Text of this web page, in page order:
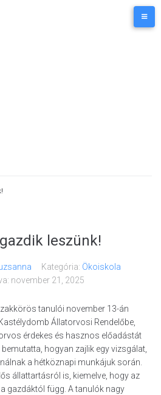
leszünk!
Kategória: Ökoiskola
november 21, 2025
tanulói november 13-án
Állatorvosi Rendelőbe,
érdekes és hasznos előadástát
hogyan zajlik egy vizsgálat,
a hétköznapi munkájuk során.
állattartásról is, kiemelve, hogy az
gazdáktól függ. A tanulók nagy